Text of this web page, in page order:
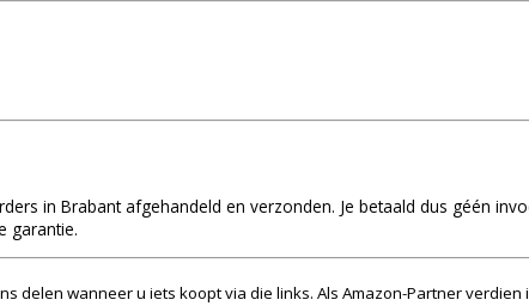
in Brabant afgehandeld en verzonden. Je betaald dus géén
garantie.
wanneer u iets koopt via die links. Als Amazon-Partner